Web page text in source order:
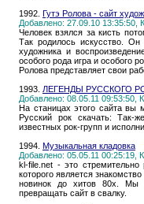
1992. Гутэ Ролова - сайт
Добавлено: 27.09.10 13:35:50,
Человек взялся за кисть
Так родилось искусство.
художника и
особого рода игра и особого
Ролова представляет свои
1993. ЛЕГЕНДЫ РУССКОГО
Добавлено: 08.05.11 09:53:50,
На станицах этого сайта вы
Русский рок скачать: Так-
известных рок-групп и
1994. Музыкальная кладовка
Добавлено: 05.05.11 00:25:19,
kl-file.net - это
которого является
новинок до хитов 80х. Мы
превращать сайт в свалку.